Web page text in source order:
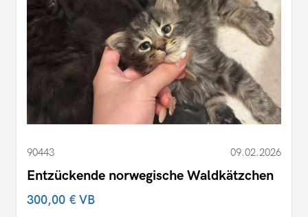
90443 09.02.2026
Entzückende norwegische Waldkätzchen
300,00 €VB